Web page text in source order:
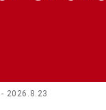
2026.8.23